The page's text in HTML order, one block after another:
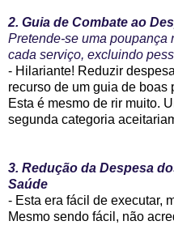
2. Guia de Combate ao
Pretende-se uma poupança
cada serviço, excluindo
- Hilariante! Reduzir
recurso de um guia de boas
Esta é mesmo de rir muito.
segunda categoria
3. Redução da Despesa
Saúde
- Esta era fácil de executar,
Mesmo sendo fácil, não